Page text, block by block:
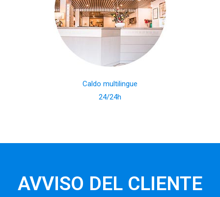
Caldo multilingue
24/24h
AVVISO DEL CLIENTE